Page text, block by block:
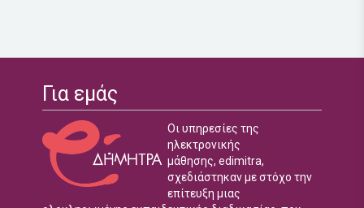
Για εμάς
Οι υπηρεσίες της
ηλεκτρονικής
μάθησης, edimitra,
σχεδιάστηκαν με στόχο την
επίτευξη μιας